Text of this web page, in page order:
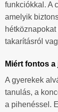
funkciókkal. A
amelyik
takarításról
Miért fontos
A gyerekek
tanulás, a
a pihenéssel.